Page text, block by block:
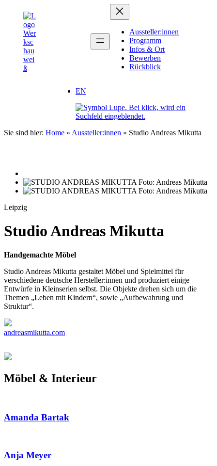
springen
Aussteller:innen
Programm
Infos & Ort
Bewerben
Rückblick
EN
Sie sind hier: Home » Aussteller:innen » Studio Andreas Mikutta
Leipzig
Studio Andreas Mikutta
Handgemachte Möbel
Studio Andreas Mikutta gestaltet Möbel und Spielmittel für
verschiedene deutsche Hersteller:innen und produziert einige
Entwürfe in Kleinserien selbst. Die Objekte drehen sich um die
Themen „Leben mit Kindern“, sowie „Aufbewahrung und
Struktur“.
andreasmikutta.com
Möbel & Interieur
Amanda Bartak
Anja Meyer